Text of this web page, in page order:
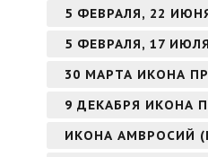
5 ФЕВРАЛЯ, 22
5 ФЕВРАЛЯ, 17
30 МАРТА ИКОНА
9 ДЕКАБРЯ ИКОНА
ИКОНА АМВРОСИЙ